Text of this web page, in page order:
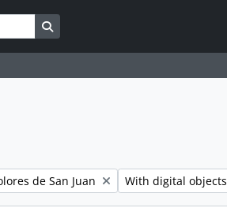
Search in browse page
de San Juan Remove filter:
With digital objects